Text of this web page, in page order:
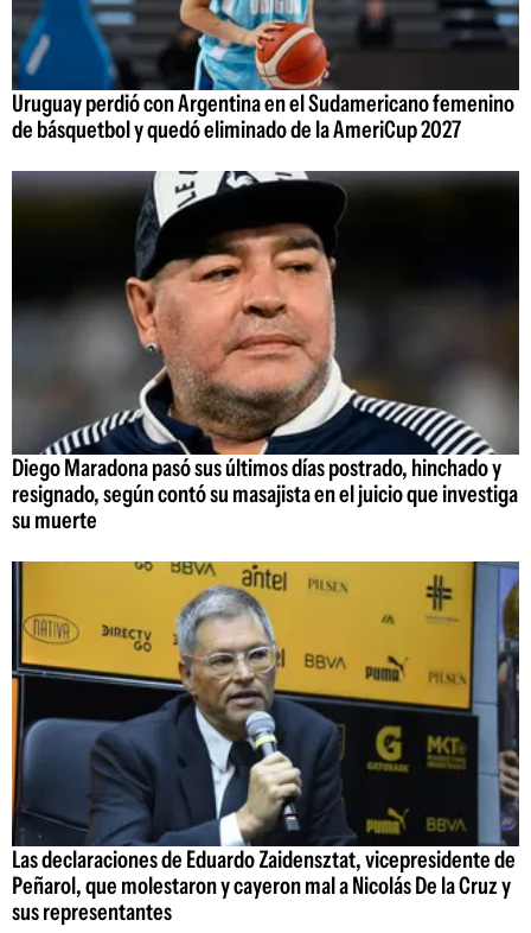
Uruguay perdió con Argentina en el Sudamericano femenino
de básquetbol y quedó eliminado de la AmeriCup 2027
Diego Maradona pasó sus últimos días postrado, hinchado y
resignado, según contó su masajista en el juicio que investiga
su muerte
Las declaraciones de Eduardo Zaidensztat, vicepresidente de
Peñarol, que molestaron y cayeron mal a Nicolás De la Cruz y
sus representantes